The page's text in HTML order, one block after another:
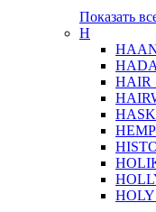
Показать
H
HAIR
HASK